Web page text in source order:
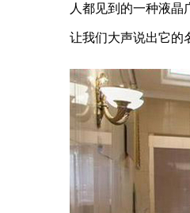
人都见到的一种液晶
让我们大声说出它